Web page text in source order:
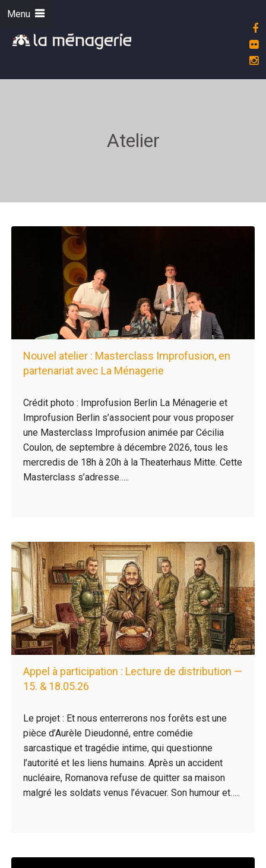
Menu
Atelier
Nouvel atelier : Masterclass Improfusion, en
partenariat avec La Ménagerie
Crédit photo : Improfusion Berlin La Ménagerie et
Improfusion Berlin s’associent pour vous proposer
une Masterclass Improfusion animée par Cécilia
Coulon, de septembre à décembre 2026, tous les
mercredis de 18h à 20h à la Theaterhaus Mitte. Cette
Masterclass s’adresse…..
Appel à participation : Lecture de distribution —
15. & 18.05.26
Le projet : Et nous enterrerons nos forêts est une
pièce d’Aurèle Dieudonné, entre comédie
sarcastique et tragédie intime, qui questionne
l’autorité et les liens humains. Après un accident
nucléaire, Romanova refuse de quitter sa maison
malgré les soldats venus l’évacuer. Son humour et…..